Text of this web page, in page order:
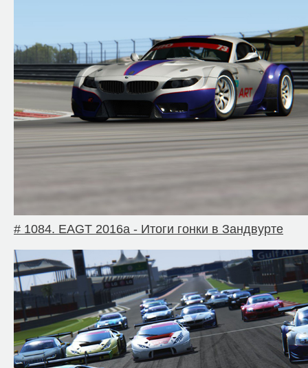
# 1084. EAGT 2016a - Итоги гонки в Зандвурте